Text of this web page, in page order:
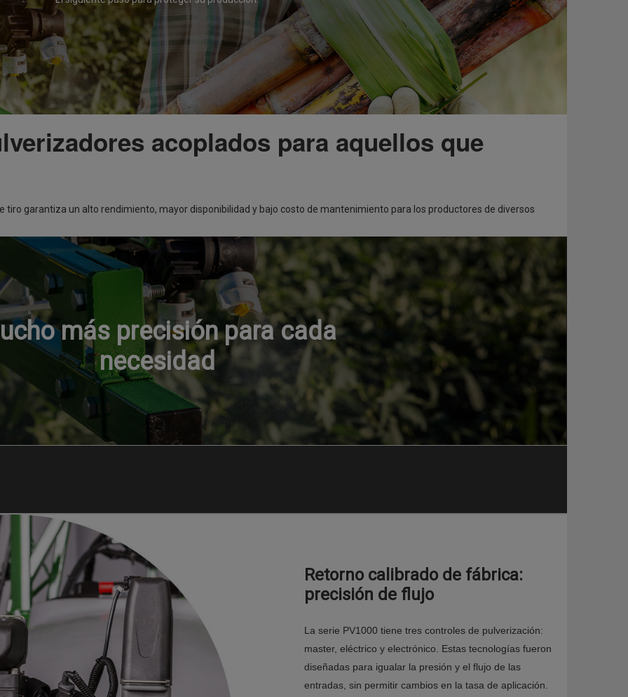
acoplados para aquellos que
tiro garantiza un alto rendimiento, mayor disponibilidad y bajo costo de mantenimiento para los productores de diversos
más precisión para cada
necesidad
Retorno calibrado de fábrica:
precisión de flujo
La serie PV1000 tiene tres controles de pulverización:
master, eléctrico y electrónico. Estas tecnologías fueron
diseñadas para igualar la presión y el flujo de las
entradas, sin permitir cambios en la tasa de aplicación.